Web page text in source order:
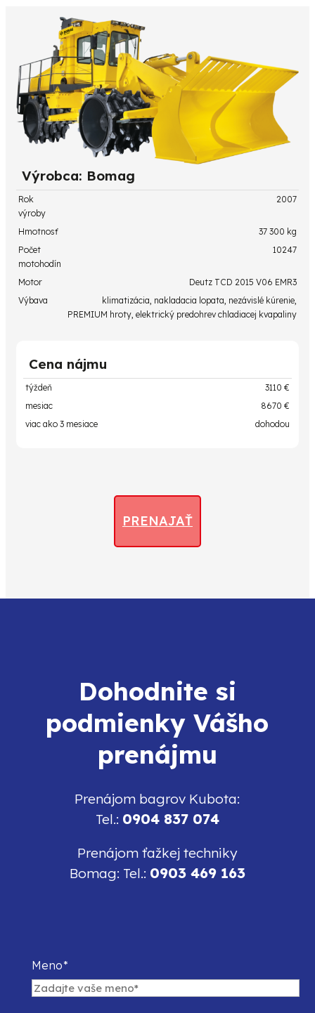
Výrobca: Bomag
Rok
výroby
2007
Hmotnosť
37 300 kg
Počet
motohodín
10247
Motor
Deutz TCD 2015 V06 EMR3
Výbava
klimatizácia, nakladacia lopata, nezávislé kúrenie,
PREMIUM hroty, elektrický predohrev chladiacej kvapaliny
Cena nájmu
týždeň
3110 €
mesiac
8670 €
viac ako 3 mesiace
dohodou
PRENAJAŤ
Dohodnite si
podmienky Vášho
prenájmu
Prenájom bagrov Kubota:
Tel.: 0904 837 074
Prenájom ťažkej techniky
Bomag: Tel.: 0903 469 163
Meno*